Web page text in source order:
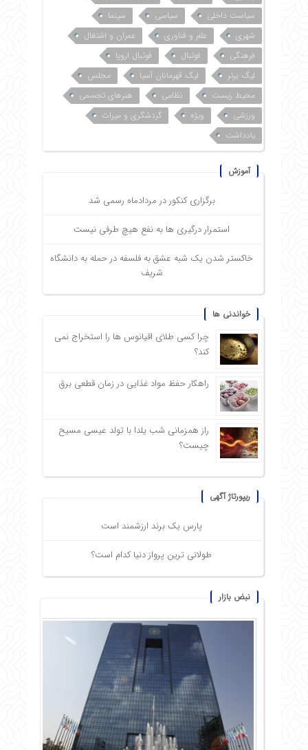
سیاست داخلی
سیاسی
سینما
شهری
علم و فناوری
عمران و اشتغال
فرهنگی
فوتبال
فوتبال اروپا
لیگ برتر
لیگ قهرمانان آسیا
مجلس
محیط زیست
نظامی
هنرهای تجسمی
ورزشی
ویژه
گردشگری و میراث
یادداشت
آموزش
برگزاری کنکور در مردادماه رسمی شد
استمرار درگیری ها به نفع هیچ طرفی نیست
خاکستر شدن یک شبه عشق به فلسفه در حمله به دانشگاه
شریف
خواندنی ها
چرا کسی طلای اقیانوس ها را استخراج نمی
کند؟
راهکار حفظ مواد غذایی در زمان قطعی برق
راز همزمانی شب یلدا با تولد عیسی مسیح
چیست؟
ریپورتاژ آگهی
پارس یک برند ارزشمند است
طولانی ترین پرواز دنیا کدام است؟
نبض بازار